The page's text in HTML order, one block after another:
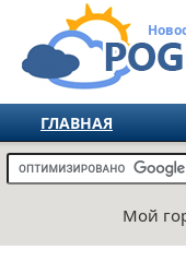
ГЛАВНАЯ
ИЗРАИЛЬ
ЕВРОПА
Мой